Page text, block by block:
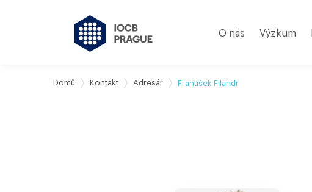
O nás Výzkum
Domů Kontakt Adresář František Filandr